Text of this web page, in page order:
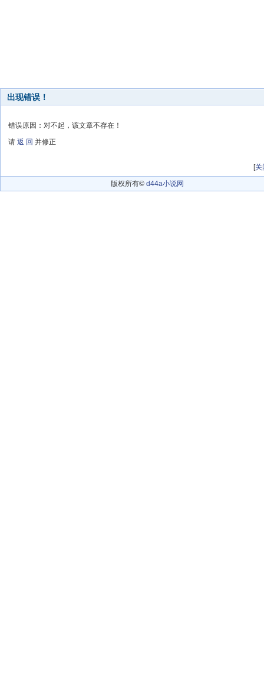
出现错误！
错误原因：对不起，该文章不存在！
请 返 回 并修正
[关
版权所有© d44a小说网